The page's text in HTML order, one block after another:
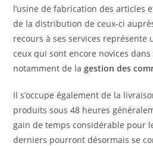
l’usine de fabrication des articles
de la distribution de ceux-ci
recours à ses services
ceux qui sont encore novices
notamment de lagestion des
Il s’occupe également de la
produits sous 48 heures
gain de temps considérable pour
derniers pourront désormais se